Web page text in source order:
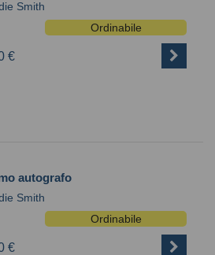
Smith
Ordinabile
€
autografo
Smith
Ordinabile
€